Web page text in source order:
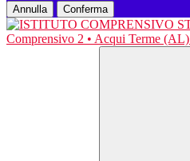
Annulla Conferma
Comprensivo 2 • Acqui Terme (AL)